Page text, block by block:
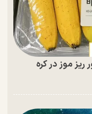
موز در کره